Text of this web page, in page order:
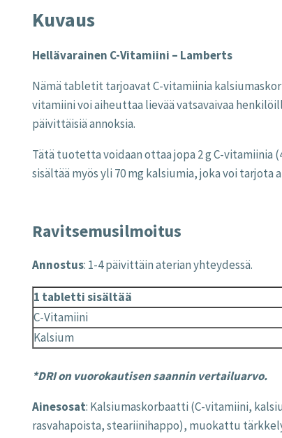
Kuvaus
Hellävarainen C-Vitamiini – Lamberts
Nämä tabletit tarjoavat C-vitamiinia
vitamiini voi aiheuttaa lievää vatsavaivaa
päivittäisiä annoksia.
Tätä tuotetta voidaan ottaa jopa 2 g C-
sisältää myös yli 70 mg kalsiumia, joka voi
Ravitsemusilmoitus
Annostus: 1-4 päivittäin aterian yhteydessä.
1 tabletti sisältää
C-Vitamiini
Kalsium
*DRI on vuorokautisen saannin vertailuarvo.
Ainesosat: Kalsiumaskorbaatti (C-vitamiini,
rasvahapoista, steariinihappo), muokattu